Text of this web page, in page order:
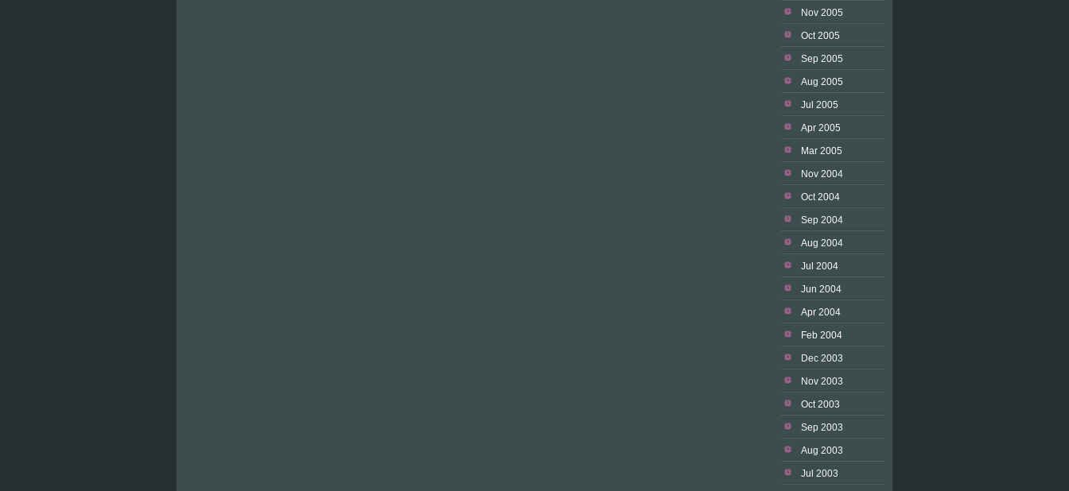
Nov 2005
Oct 2005
Sep 2005
Aug 2005
Jul 2005
Apr 2005
Mar 2005
Nov 2004
Oct 2004
Sep 2004
Aug 2004
Jul 2004
Jun 2004
Apr 2004
Feb 2004
Dec 2003
Nov 2003
Oct 2003
Sep 2003
Aug 2003
Jul 2003